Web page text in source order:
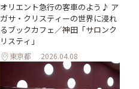
オリエント急行の客車のよう♪ ア
ガサ・クリスティーの世界に浸れ
るブックカフェ／神田「サロンク
リスティ」
東京都 2026.04.08